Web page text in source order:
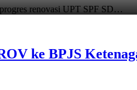
renovasi UPT SPF SD…
ke BPJS